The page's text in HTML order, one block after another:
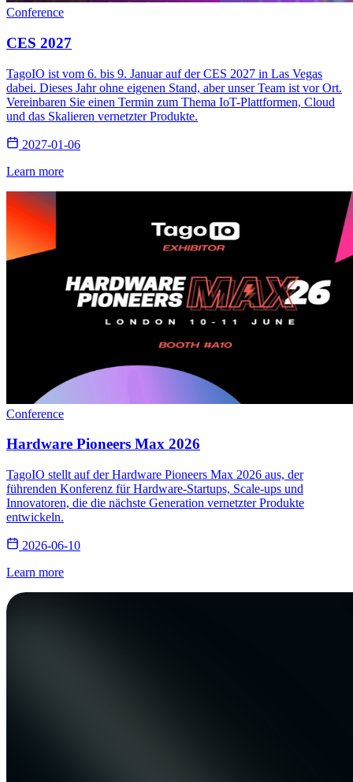
Conference
CES 2027
TagoIO ist vom 6. bis 9. Januar auf der CES 2027 in Las Vegas
dabei. Dieses Jahr ohne eigenen Stand, aber unser Team ist vor Ort.
Vereinbaren Sie einen Termin zum Thema IoT-Plattformen, Cloud
und das Skalieren vernetzter Produkte.
2027-01-06
Learn more
Conference
Hardware Pioneers Max 2026
TagoIO stellt auf der Hardware Pioneers Max 2026 aus, der
führenden Konferenz für Hardware-Startups, Scale-ups und
Innovatoren, die die nächste Generation vernetzter Produkte
entwickeln.
2026-06-10
Learn more